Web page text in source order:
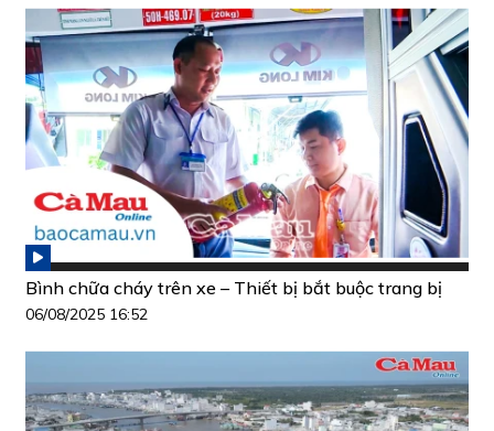
Bình chữa cháy trên xe – Thiết bị bắt buộc trang bị
06/08/2025 16:52